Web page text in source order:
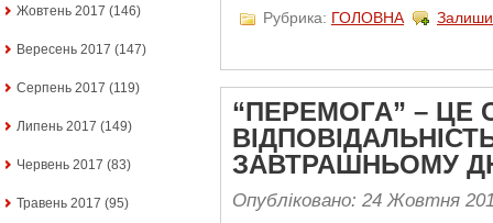
Жовтень 2017 (146)
Вересень 2017 (147)
Серпень 2017 (119)
Липень 2017 (149)
Червень 2017 (83)
Травень 2017 (95)
Рубрика: ГОЛОВНА
“ПЕРЕМОГА” – ЦЕ
ЗАВТРАШНЬОМУ
Опубліковано: 24 Жовтня